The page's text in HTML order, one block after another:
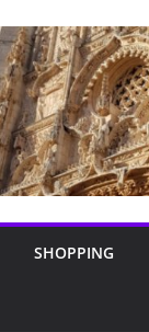
SHOPPING